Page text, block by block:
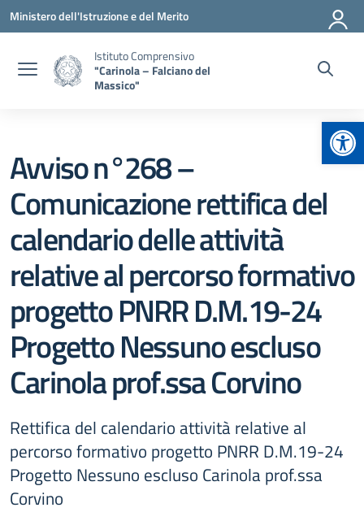
Vai ai contenuti
Vai al menu di navigazione
Vai al footer
Ministero dell'Istruzione e del Merito
Istituto Comprensivo
"Carinola – Falciano del
Massico"
Avviso n°268 –
Comunicazione rettifica del
calendario delle attività
relative al percorso formativo
progetto PNRR D.M.19-24
Progetto Nessuno escluso
Carinola prof.ssa Corvino
Rettifica del calendario attività relative al
percorso formativo progetto PNRR D.M.19-24
Progetto Nessuno escluso Carinola prof.ssa
Corvino